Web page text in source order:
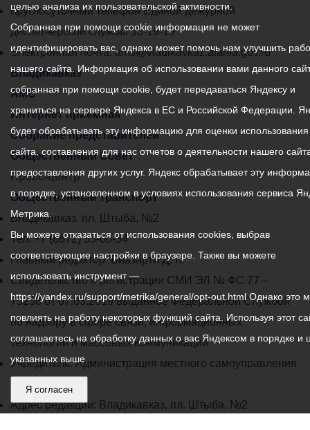
местного
самоуправления
города
Владикавказ:
Круглосуточный телефон Единой дежурной
диспетчерской службы53-19-19
Электронная почта:ams@vladikavkaz.alania.gov.ru
Владикавказ
АМС
Интернет приемная
Собрание представителей
Общественный Совет
Пресс-центр
Общественный транспорт
Владикавказ, пл. Штыба, №2
Тел:+7 (8672) 55-00-34
Главный редактор: Биазарти Д. К.
Свидетельство о регистрации СМИ ЭЛ № ФС 77 –
75258 от 07.03.2019 выданное Федеральной Службой
по надзору в сфере связи, информационных
технологий и массовых коммуникаций
Учредитель: Администрация местного самоуправления
г. Владикавказ
Адрес редакции: Владикавказ, пл. Штыба, №2
целью анализа их пользовательской активности.
Собранная при помощи cookie информация не может
идентифицировать вас, однако может помочь нам улучшить
нашего сайта. Информация об использовании вами данного
собранная при помощи cookie, будет передаваться Яндексу и
храниться на сервере Яндекса в ЕС и Российской Федерации.
будет обрабатывать эту информацию для оценки
сайта, составления для нас отчетов о деятельности нашего
предоставления других услуг. Яндекс обрабатывает эту
в порядке, установленном в условиях использования сервиса
Метрика.
Вы можете отказаться от использования cookies, выбрав
соответствующие настройки в браузере. Также вы можете
использовать инструмент —
https://yandex.ru/support/metrika/general/opt-out.html Однако это
повлиять на работу некоторых функций сайта. Используя этот
соглашаетесь на обработку данных о вас Яндексом в порядке и
указанных выше.
Я согласен